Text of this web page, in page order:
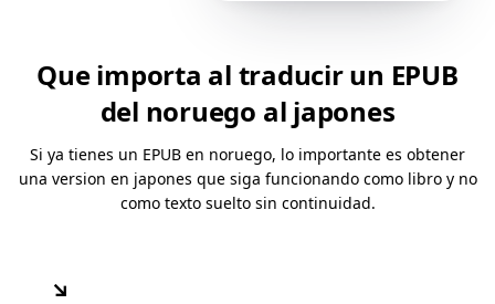
Que importa al traducir un EPUB
del noruego al japones
Si ya tienes un EPUB en noruego, lo importante es obtener
una version en japones que siga funcionando como libro y no
como texto suelto sin continuidad.
↘